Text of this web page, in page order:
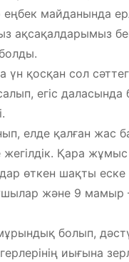
майданында
ақсақалдарымыз
қосқан сол
егіс
елде қалған жас
Қара
өткен шақты еске
және 9 мамыр
болып,
иығына